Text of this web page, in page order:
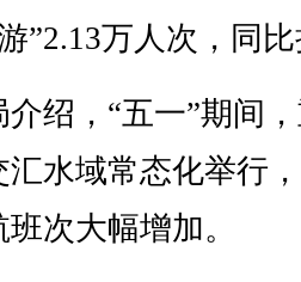
”2.13万人次，同
，“五一”期间，
水域常态化举行
次大幅增加。